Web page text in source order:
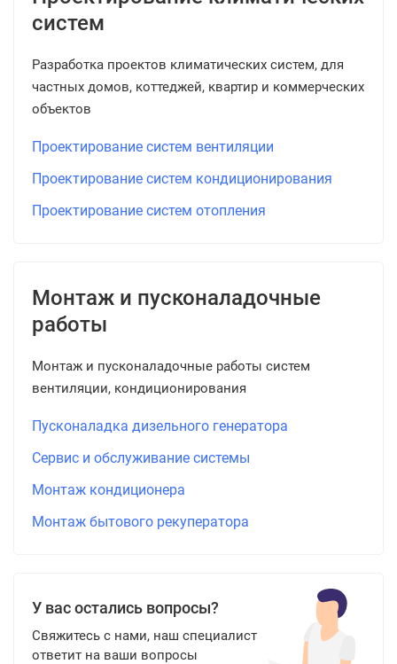
систем
Разработка проектов климатических систем, для
частных домов, коттеджей, квартир и коммерческих
объектов
Проектирование систем вентиляции
Проектирование систем кондиционирования
Проектирование систем отопления
Монтаж и пусконаладочные
работы
Монтаж и пусконаладочные работы систем
вентиляции, кондиционирования
Пусконаладка дизельного генератора
Сервис и обслуживание системы
Монтаж кондиционера
Монтаж бытового рекуператора
У вас остались вопросы?
Свяжитесь с нами, наш специалист
ответит на ваши вопросы